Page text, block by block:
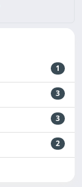
1
3
3
2